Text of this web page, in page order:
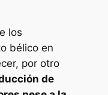
los
bélico en
por otro
de